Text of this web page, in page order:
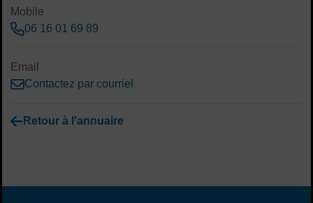
Mobile
06 16 01 69 89
Email
Contactez par courriel
Retour à l'annuaire